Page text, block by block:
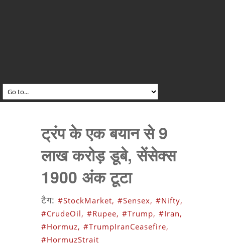
ट्रंप के एक बयान से 9
लाख करोड़ डूबे, सेंसेक्स
1900 अंक टूटा
टैग: #StockMarket, #Sensex, #Nifty,
#CrudeOil, #Rupee, #Trump, #Iran,
#Hormuz, #TrumpIranCeasefire,
#HormuzStrait